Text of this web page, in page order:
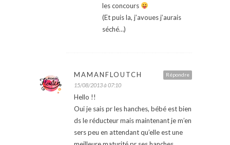
les concours
(Et puis la, j’avoues j’aurais
séché…)
Répondre
MAMANFLOUTCH
15/08/2013 à 07:10
Hello !!
Oui je sais pr les hanches, bébé est bien
ds le réducteur mais maintenant je m’en
sers peu en attendant qu’elle est une